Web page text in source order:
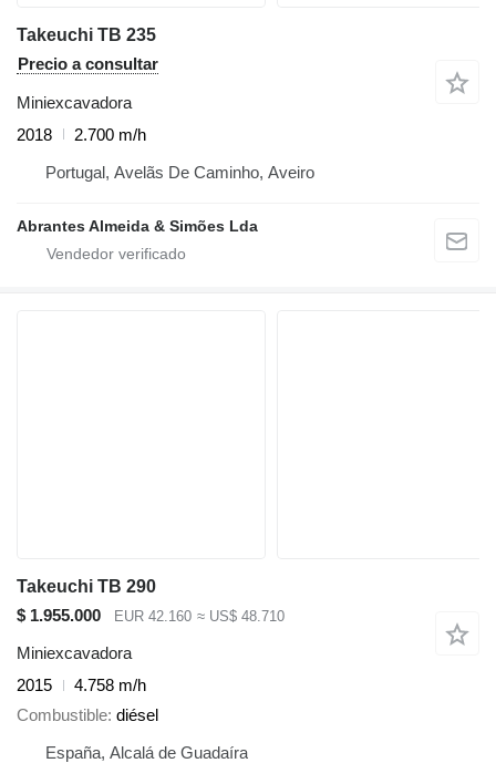
Takeuchi TB 235
Precio a consultar
Miniexcavadora
2018
2.700 m/h
Portugal, Avelãs De Caminho, Aveiro
Abrantes Almeida & Simões Lda
Takeuchi TB 290
$ 1.955.000
EUR 42.160 ≈ US$ 48.710
Miniexcavadora
2015
4.758 m/h
Combustible diésel
España, Alcalá de Guadaíra